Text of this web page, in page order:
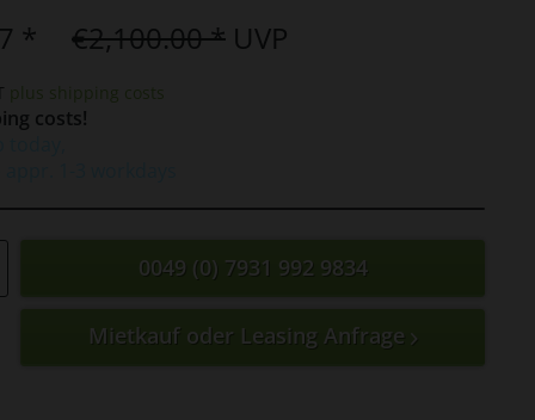
* €2,100.00 * UVP
plus shipping costs
costs!
0049 (0) 7931 992 9834
Mietkauf oder Leasing Anfrage